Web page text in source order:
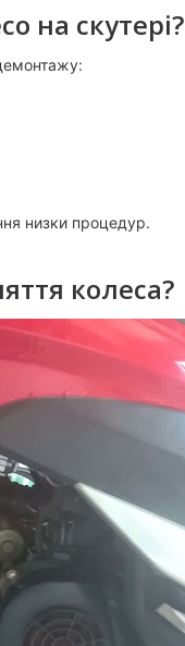
на скутері?
низки процедур.
колеса?